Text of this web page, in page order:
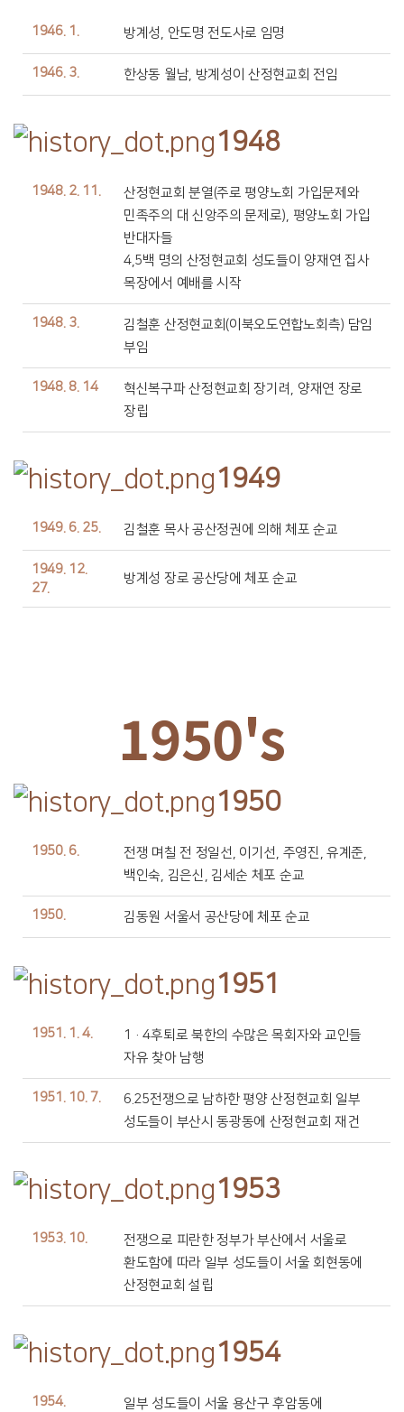
1946. 1. 방계성, 안도명 전도사로 임명
1946. 3. 한상동 월남, 방계성이 산정현교회 전임
1948
1948. 2. 11.
산정현교회 분열(주로 평양노회 가입문제와
민족주의 대 신앙주의 문제로), 평양노회 가입
반대자들
4,5백 명의 산정현교회 성도들이 양재연 집사
목장에서 예배를 시작
1948. 3.
김철훈 산정현교회(이북오도연합노회측) 담임
부임
1948. 8. 14
혁신복구파 산정현교회 장기려, 양재연 장로
장립
1949
1949. 6. 25. 김철훈 목사 공산정권에 의해 체포 순교
1949. 12.
27.
방계성 장로 공산당에 체포 순교
1950's
1950
1950. 6.
전쟁 며칠 전 정일선, 이기선, 주영진, 유계준,
백인숙, 김은신, 김세순 체포 순교
1950. 김동원 서울서 공산당에 체포 순교
1951
1951. 1. 4.
1·4후퇴로 북한의 수많은 목회자와 교인들
자유 찾아 남행
1951. 10. 7.
6.25전쟁으로 남하한 평양 산정현교회 일부
성도들이 부산시 동광동에 산정현교회 재건
1953
1953. 10.
전쟁으로 피란한 정부가 부산에서 서울로
환도함에 따라 일부 성도들이 서울 회현동에
산정현교회 설립
1954
1954. 일부 성도들이 서울 용산구 후암동에